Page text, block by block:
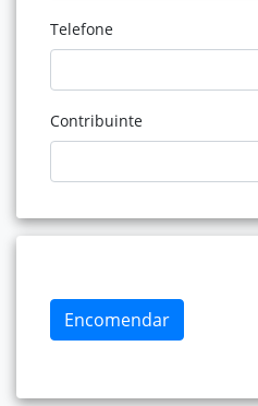
Telefone
Contribuinte
Encomendar